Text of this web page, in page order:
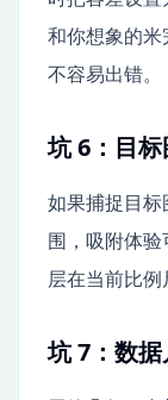
和你想象的
不容易出错。
坑 6：目
如果捕捉目
围，吸附体
层在当前比例
坑 7：数